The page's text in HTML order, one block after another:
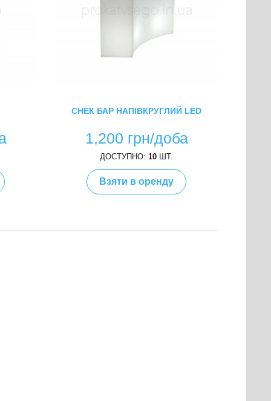
СНЕК БАР НАПІВКРУГЛИЙ LED
1,200 грн/доба
ДОСТУПНО:10 ШТ.
Взяти в оренду